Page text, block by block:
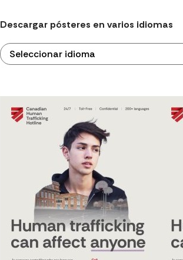
Descargar pósteres en varios idiomas
Seleccionar idioma